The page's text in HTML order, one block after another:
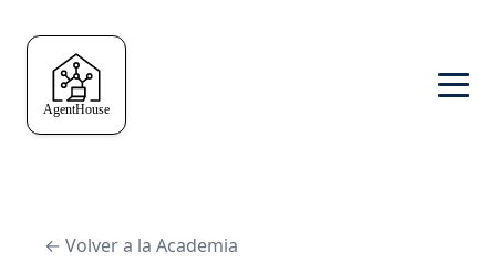
← Volver a la Academia